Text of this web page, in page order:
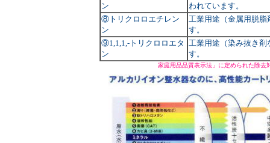
ン
われています。
⑧トリクロロエチレン
ン
工業用途（金属用脱
す。
⑨1,1,1,-トリクロロエタ
ン
工業用途（染み抜き
す。
家庭用品品質表示法」に定められた除去